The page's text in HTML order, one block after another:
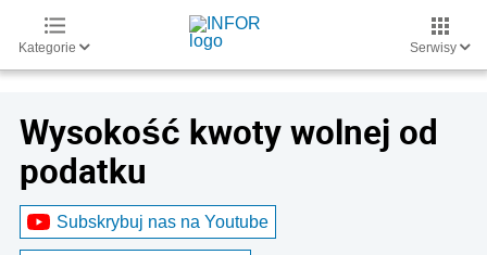
Kategorie Serwisy
Wysokość kwoty wolnej od
podatku
Subskrybuj nas na Youtube